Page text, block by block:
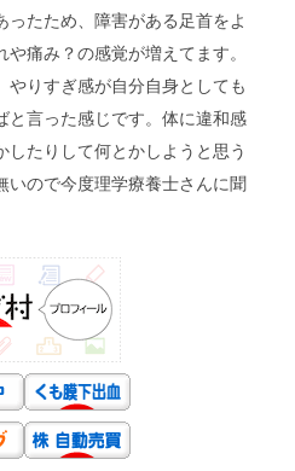
たため、障害がある足首をよ
痛み？の感覚が増えてます。
やりすぎ感が自分自身としても
と言った感じです。体に違和感
たりして何とかしようと思う
いので今度理学療養士さんに聞